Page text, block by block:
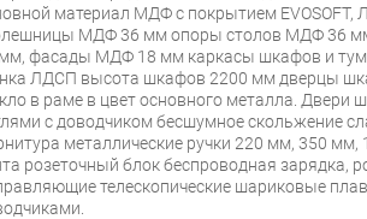
материал МДФ с покрытием EVOSOFT,
МДФ 36 мм опоры столов МДФ 36
фасады МДФ 18 мм каркасы шкафов и
ЛДСП высота шкафов 2200 мм дверцы
в раме в цвет основного металла. Двери
с доводчиком бесшумное скольжение
металлические ручки 220 мм, 350 мм,
розеточный блок беспроводная зарядка,
телескопические шариковые